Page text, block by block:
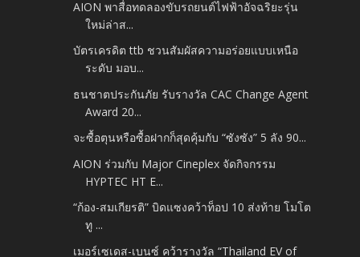
AION พาสื่อทดลองขับรถยนต์ไฟฟ้าอัจฉริยะรุ่น
ใหม่ล่าส...
บัตรเครดิต ttb ชวนสัมผัสความอร่อยแบบเหนือ
ระดับ มอบ...
ธนชาตประกันภัย รับรางวัล CAC Change Agent
Award 20...
จะซื้อตุนหรือซื้อฝากก็สุดคุ้มกับ “ซังซัง” 5 ลัง 90...
AION ร่วมกับ Major Cineplex จัดกิจกรรม
HYPTEC HT E...
“ก้อง-สมเกียรติ” บิดแซงคว้าท็อป 10 ส่งท้าย โมโต
ทู ...
เมอร์เซเดส-เบนซ์ คว้ารางวัล “Thailand EV of